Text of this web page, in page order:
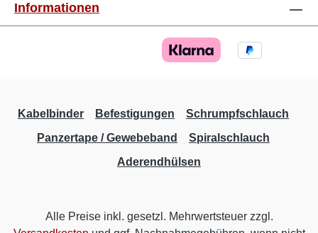
Informationen
Kabelbinder Befestigungen
Schrumpfschlauch
Panzertape / Gewebeband
Spiralschlauch
Aderendhülsen
Alle Preise inkl. gesetzl. Mehrwertsteuer zzgl.